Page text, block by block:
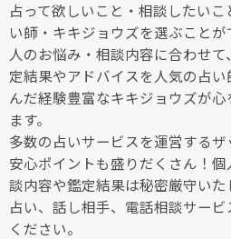
占って欲しいこと・相談したい
い師・キキジョウズを選ぶこと
人のお悩み・相談内容に合わせ
定結果やアドバイスを人気の占
んだ経験豊富なキキジョウズが
ます。
多数の占いサービスを運営する
安心ポイントも盛りだくさん！
談内容や鑑定結果は秘密厳守い
占い、話し相手、電話相談サー
ください。